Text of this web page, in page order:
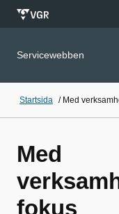
Servicewebben
Startsida / Med
Med
fokus